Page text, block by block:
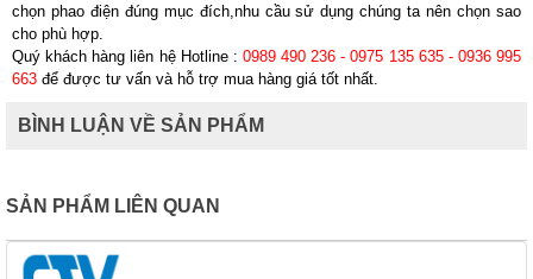
chọn phao điện đúng mục đích,nhu cầu sử dụng chúng ta nên chọn sao
cho phù hợp.
Quý khách hàng liên hệ Hotline : 0989 490 236 - 0975 135 635 - 0936 995
663 để được tư vấn và hỗ trợ mua hàng giá tốt nhất.
BÌNH LUẬN VỀ SẢN PHẨM
SẢN PHẨM LIÊN QUAN